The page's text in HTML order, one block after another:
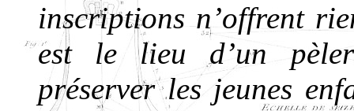
inscriptions n’offrent
est le lieu d’un
préserver les jeunes